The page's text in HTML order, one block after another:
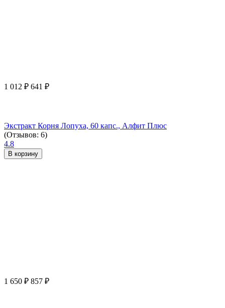
1 012 ₽ 641 ₽
Экстракт Корня Лопуха, 60 капс., Алфит Плюс
(Отзывов: 6)
4.8
В корзину
1 650 ₽ 857 ₽